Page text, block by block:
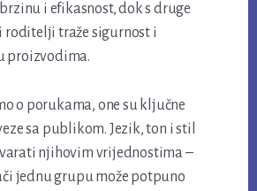
i efikasnost, dok s druge
roditelji traže sigurnost i
proizvodima.
o porukama, one su ključne
sa publikom. Jezik, ton i stil
njihovim vrijednostima –
jednu grupu može potpuno